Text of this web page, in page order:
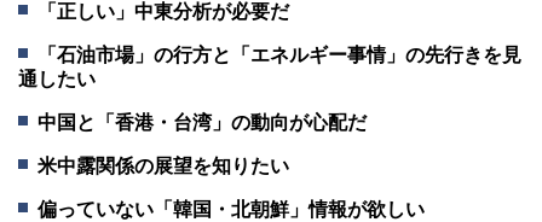
「正しい」中東分析が必要だ
「石油市場」の行方と「エネルギー事情」の先行きを見
通したい
中国と「香港・台湾」の動向が心配だ
米中露関係の展望を知りたい
偏っていない「韓国・北朝鮮」情報が欲しい